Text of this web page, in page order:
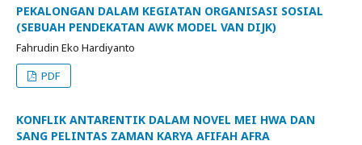
PEKALONGAN DALAM KEGIATAN ORGANISASI SOSIAL
(SEBUAH PENDEKATAN AWK MODEL VAN DIJK)
Fahrudin Eko Hardiyanto
PDF
KONFLIK ANTARENTIK DALAM NOVEL MEI HWA DAN
SANG PELINTAS ZAMAN KARYA AFIFAH AFRA